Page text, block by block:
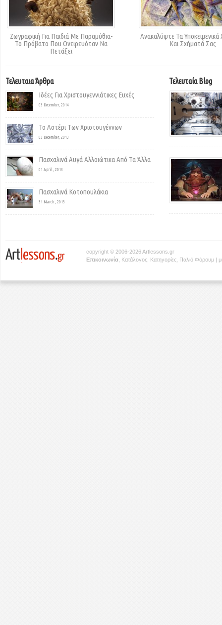
Ζωγραφική Για Παιδιά Με Παραμύθια-
Το Πρόβατο Που Ονειρευόταν Να
Πετάξει
Ανακαλύψτε Τα
Και Σχήματά Σας
Τελευταια Άρθρα
Ιδέες Για Χριστουγεννιάτικες Ευχές
03 December, 2014
Το Αστέρι Των Χριστουγέννων
03 December, 2013
Πασχαλινά Αυγά Αλλοιώτικα Από Τα Άλλα
01 April, 2013
Πασχαλινά Κοτοπουλάκια
31 March, 2013
Τελευταία Blog
copyright © 2006-2026 Artlessons.gr
Eπικοινωνία Κατάλογος Κατηγορίες Παλιό Φόρουμ |